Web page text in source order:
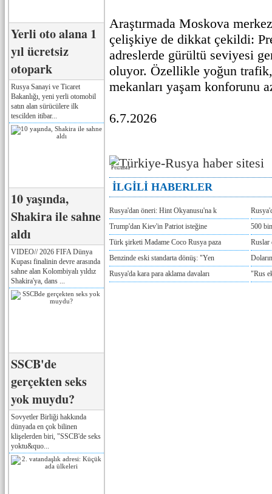
Yerli oto alana 1
yıl ücretsiz
otopark
Rusya Sanayi ve Ticaret
Bakanlığı, yeni yerli otomobil
satın alan sürücülere ilk
tescilden itibar...
10 yaşında,
Shakira ile sahne
aldı
VIDEO// 2026 FIFA Dünya
Kupası finalinin devre arasında
sahne alan Kolombiyalı yıldız
Shakira'ya, dans ...
SSCB'de
gerçekten seks
yok muydu?
Sovyetler Birliği hakkında
dünyada en çok bilinen
klişelerden biri, "SSCB'de seks
yoktu&quo...
Araştırmada Moskova
çelişkiye de dikkat çekildi:
adreslerde gürültü seviyesi
oluyor. Özellikle yoğun
mekanları yaşam konforunu
6.7.2026
Реклама
İLGİLİ HABERLER
Rusya'dan öneri: Hint Okyanusu'na k
Trump'dan Kiev'in Patriot isteğine
500
Türk şirketi Madame Coco Rusya paza
Ruslar
Benzinde eski standarta dönüş: "Yen
Rusya'da kara para aklama davaları
"Rus